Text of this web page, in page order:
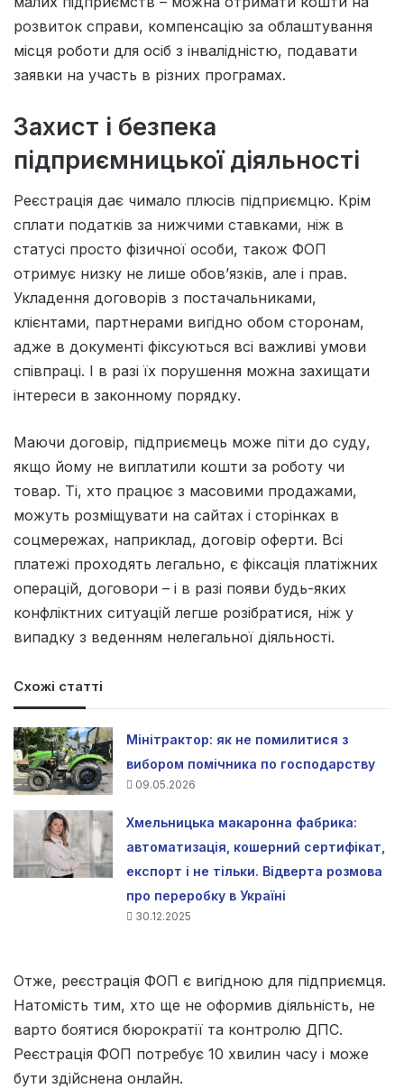
розвиток справи, компенсацію за облаштування
місця роботи для осіб з інвалідністю, подавати
заявки на участь в різних програмах.
Захист і безпека
підприємницької діяльності
Реєстрація дає чимало плюсів підприємцю. Крім
сплати податків за нижчими ставками, ніж в
статусі просто фізичної особи, також ФОП
отримує низку не лише обов’язків, але і прав.
Укладення договорів з постачальниками,
клієнтами, партнерами вигідно обом сторонам,
адже в документі фіксуються всі важливі умови
співпраці. І в разі їх порушення можна захищати
інтереси в законному порядку.
Маючи договір, підприємець може піти до суду,
якщо йому не виплатили кошти за роботу чи
товар. Ті, хто працює з масовими продажами,
можуть розміщувати на сайтах і сторінках в
соцмережах, наприклад, договір оферти. Всі
платежі проходять легально, є фіксація платіжних
операцій, договори – і в разі появи будь-яких
конфліктних ситуацій легше розібратися, ніж у
випадку з веденням нелегальної діяльності.
Схожі статті
Мінітрактор: як не помилитися з
вибором помічника по господарству
09.05.2026
Хмельницька макаронна фабрика:
автоматизація, кошерний сертифікат,
експорт і не тільки. Відверта розмова
про переробку в Україні
30.12.2025
Отже, реєстрація ФОП є вигідною для підприємця.
Натомість тим, хто ще не оформив діяльність, не
варто боятися бюрократії та контролю ДПС.
Реєстрація ФОП потребує 10 хвилин часу і може
бути здійснена онлайн.